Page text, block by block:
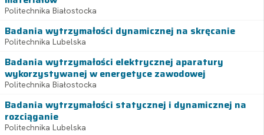
Politechnika Białostocka
Badania wytrzymałości dynamicznej na skręcanie
Politechnika Lubelska
Badania wytrzymałości elektrycznej aparatury
wykorzystywanej w energetyce zawodowej
Politechnika Białostocka
Badania wytrzymałości statycznej i dynamicznej na
rozciąganie
Politechnika Lubelska